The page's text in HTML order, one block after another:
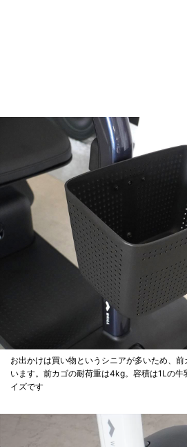
お出かけは買い物というシニアが多いため、
います。前カゴの耐荷重は4kg。容積は1Lの
イズです